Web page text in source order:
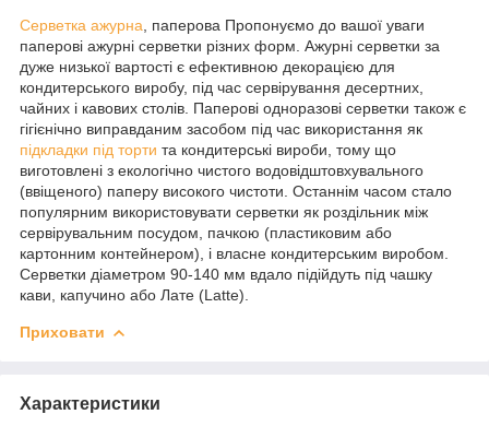
Серветка ажурна , паперова Пропонуємо до вашої уваги
паперові ажурні серветки різних форм. Ажурні серветки за
дуже низької вартості є ефективною декорацією для
кондитерського виробу, під час сервірування десертних,
чайних і кавових столів. Паперові одноразові серветки також є
гігієнічно виправданим засобом під час використання як
підкладки під торти та кондитерські вироби, тому що
виготовлені з екологічно чистого водовідштовхувального
(ввіщеного) паперу високого чистоти. Останнім часом стало
популярним використовувати серветки як роздільник між
сервірувальним посудом, пачкою (пластиковим або
картонним контейнером), і власне кондитерським виробом.
Серветки діаметром 90-140 мм вдало підійдуть під чашку
кави, капучино або Лате (Latte).
Приховати
Характеристики